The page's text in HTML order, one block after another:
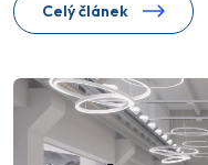
Celý článek